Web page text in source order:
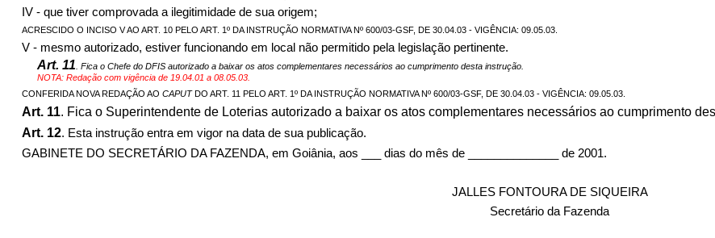
IV - que tiver comprovada a ilegitimidade de sua origem;
ACRESCIDO O INCISO V AO ART. 10 PELO ART. 1º DA INSTRUÇÃO NORMATIVA Nº 600/03-GSF, DE 30.04.03 - VIGÊNCIA: 09.05.03.
V - mesmo autorizado, estiver funcionando em local não permitido pela legislação pertinente.
Art. 11 . Fica o Chefe do DFIS autorizado a baixar os atos complementares necessários ao cumprimento desta instrução.
NOTA: Redação com vigência de 19.04.01 a 08.05.03.
CONFERIDA NOVA REDAÇÃO AO CAPUTDO ART. 11 PELO ART. 1º DA INSTRUÇÃO NORMATIVA Nº 600/03-GSF, DE 30.04.03 - VIGÊNCIA: 09.05.03.
Art. 11. Fica o Superintendente de Loterias autorizado a baixar os atos complementares necessários ao cumprimento
Art. 12. Esta instrução entra em vigor na data de sua publicação.
GABINETE DO SECRETÁRIO DA FAZENDA, em Goiânia, aos ___ dias do mês de ______________ de 2001.
JALLES FONTOURA DE SIQUEIRA
Secretário da Fazenda